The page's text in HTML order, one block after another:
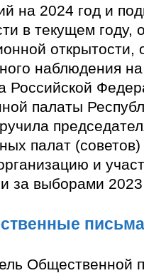
на 2024 год и
в текущем году,
открытости,
наблюдения
Российской
палаты
палат
и
за выборами 2023
письма
Общественной